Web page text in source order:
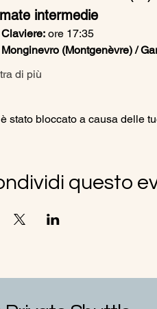
intermedie
Claviere: ore 17:35
Monginevro (Montgenèvre) /
di più
stato bloccato a causa delle
questo